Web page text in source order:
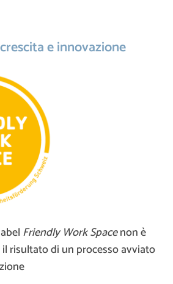
e innovazione
Friendly Work Spacenon è
risultato di un processo avviato